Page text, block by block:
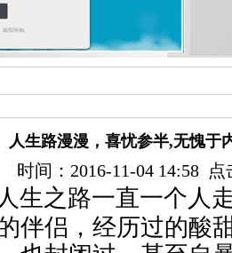
人生路漫漫，喜忧参半,无愧于
时间：2016-11-04 14:58
生之路一直一个人
伴侣，经历过的酸